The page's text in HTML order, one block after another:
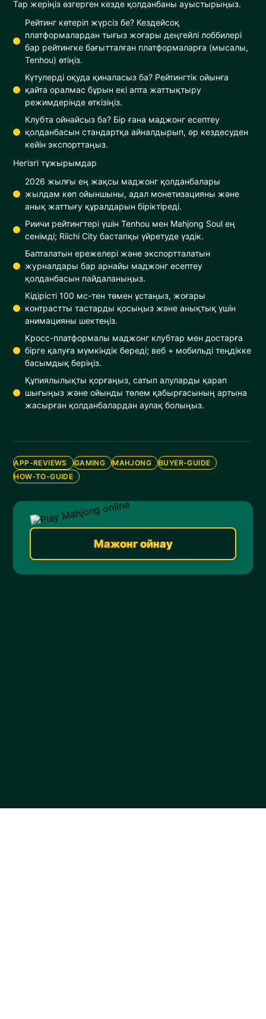
Тар жеріңіз өзгерген кезде қолданбаны ауыстырыңыз.
Рейтинг көтеріп жүрсіз бе? Кездейсоқ
платформалардан тығыз жоғары деңгейлі лоббилері
бар рейтингке бағытталған платформаларға (мысалы,
Tenhou) өтіңіз.
Күтулерді оқуда қиналасыз ба? Рейтингтік ойынға
қайта оралмас бұрын екі апта жаттықтыру
режимдерінде өткізіңіз.
Клубта ойнайсыз ба? Бір ғана маджонг есептеу
қолданбасын стандартқа айналдырып, әр кездесуден
кейін экспорттаңыз.
Негізгі тұжырымдар
2026 жылғы ең жақсы маджонг қолданбалары
жылдам көп ойыншыны, адал монетизацияны және
анық жаттығу құралдарын біріктіреді.
Риичи рейтингтері үшін Tenhou мен Mahjong Soul ең
сенімді; Riichi City бастапқы үйретуде үздік.
Бапталатын ережелері және экспортталатын
журналдары бар арнайы маджонг есептеу
қолданбасын пайдаланыңыз.
Кідірісті 100 мс-тен төмен ұстаңыз, жоғары
контрастты тастарды қосыңыз және анықтық үшін
анимацияны шектеңіз.
Кросс-платформалы маджонг клубтар мен достарға
бірге қалуға мүмкіндік береді; веб + мобильді теңдікке
басымдық беріңіз.
Құпиялылықты қорғаңыз, сатып алуларды қарап
шығыңыз және ойынды төлем қабырғасының артына
жасырған қолданбалардан аулақ болыңыз.
APP-REVIEWS GAMING MAHJONG
BUYER-GUIDE
HOW-TO-GUIDE
Мажонг ойнау